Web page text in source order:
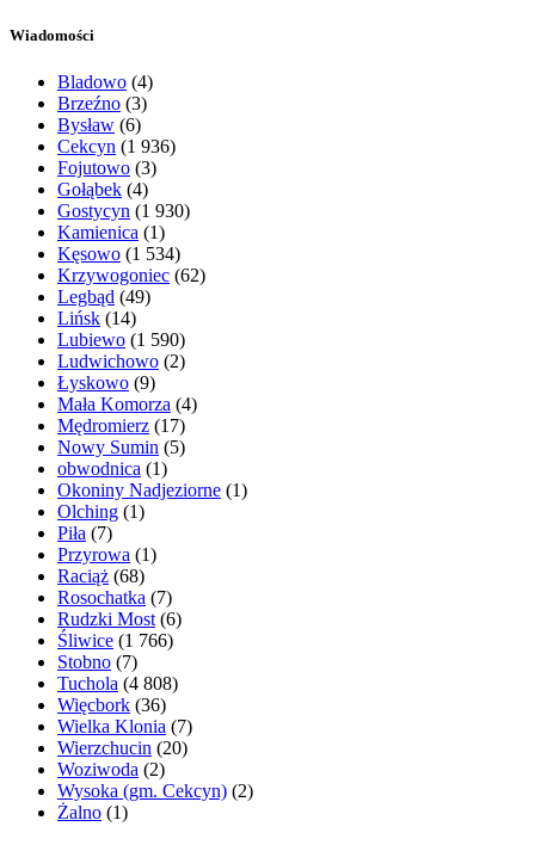
Wiadomości
Bladowo (4)
Brzeźno (3)
Bysław (6)
Cekcyn (1 936)
Fojutowo (3)
Gołąbek (4)
Gostycyn (1 930)
Kamienica (1)
Kęsowo (1 534)
Krzywogoniec (62)
Legbąd (49)
Lińsk (14)
Lubiewo (1 590)
Ludwichowo (2)
Łyskowo (9)
Mała Komorza (4)
Mędromierz (17)
Nowy Sumin (5)
obwodnica (1)
Okoniny Nadjeziorne (1)
Olching (1)
Piła (7)
Przyrowa (1)
Raciąż (68)
Rosochatka (7)
Rudzki Most (6)
Śliwice (1 766)
Stobno (7)
Tuchola (4 808)
Więcbork (36)
Wielka Klonia (7)
Wierzchucin (20)
Woziwoda (2)
Wysoka (gm. Cekcyn) (2)
Żalno (1)